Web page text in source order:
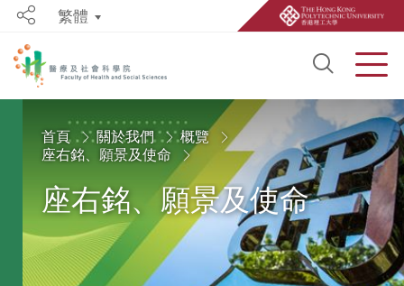
Open
Share繁體
首頁 關於我們
概覽
座右銘、願景及使命
座右銘、願景及使命